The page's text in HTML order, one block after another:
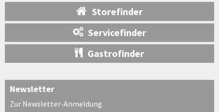
Storefinder
Servicefinder
Gastrofinder
Newsletter
Zur Newsletter-Anmeldung